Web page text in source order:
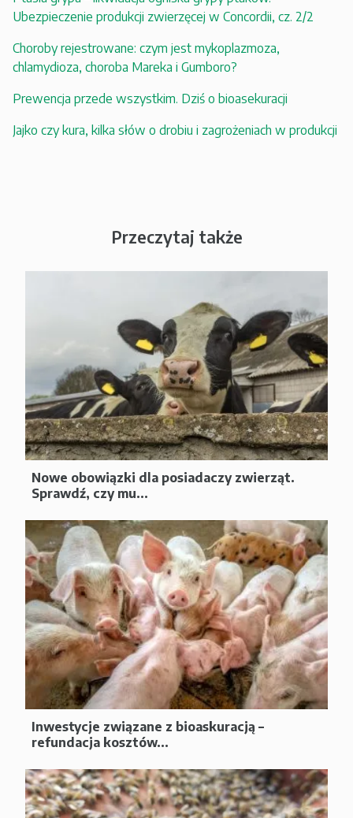
Ubezpieczenie produkcji zwierzęcej w Concordii, cz. 2/2
Choroby rejestrowane: czym jest mykoplazmoza,
chlamydioza, choroba Mareka i Gumboro?
Prewencja przede wszystkim. Dziś o bioasekuracji
Jajko czy kura, kilka słów o drobiu i zagrożeniach w produkcji
Przeczytaj także
Nowe obowiązki dla posiadaczy zwierząt.
Sprawdź, czy mu...
Inwestycje związane z bioaskuracją –
refundacja kosztów...